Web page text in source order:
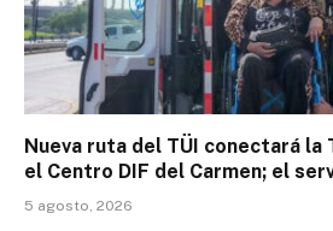
Nueva ruta del TÜI conectará la
el Centro DIF del Carmen; el
5 agosto, 2026